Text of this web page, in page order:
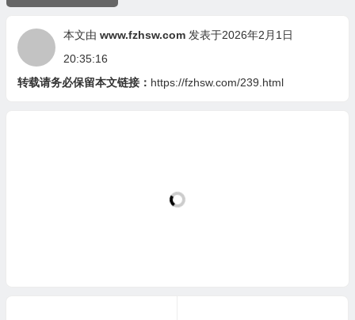
本文由 www.fzhsw.com 发表于2026年2月1日
20:35:16
转载请务必保留本文链接： https://fzhsw.com/239.html